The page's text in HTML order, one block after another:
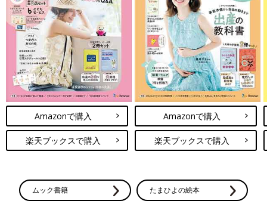
Amazonで購入
楽天ブックスで購入
Amazonで購入
楽天ブックスで購入
ムック書籍 たまひよの絵本